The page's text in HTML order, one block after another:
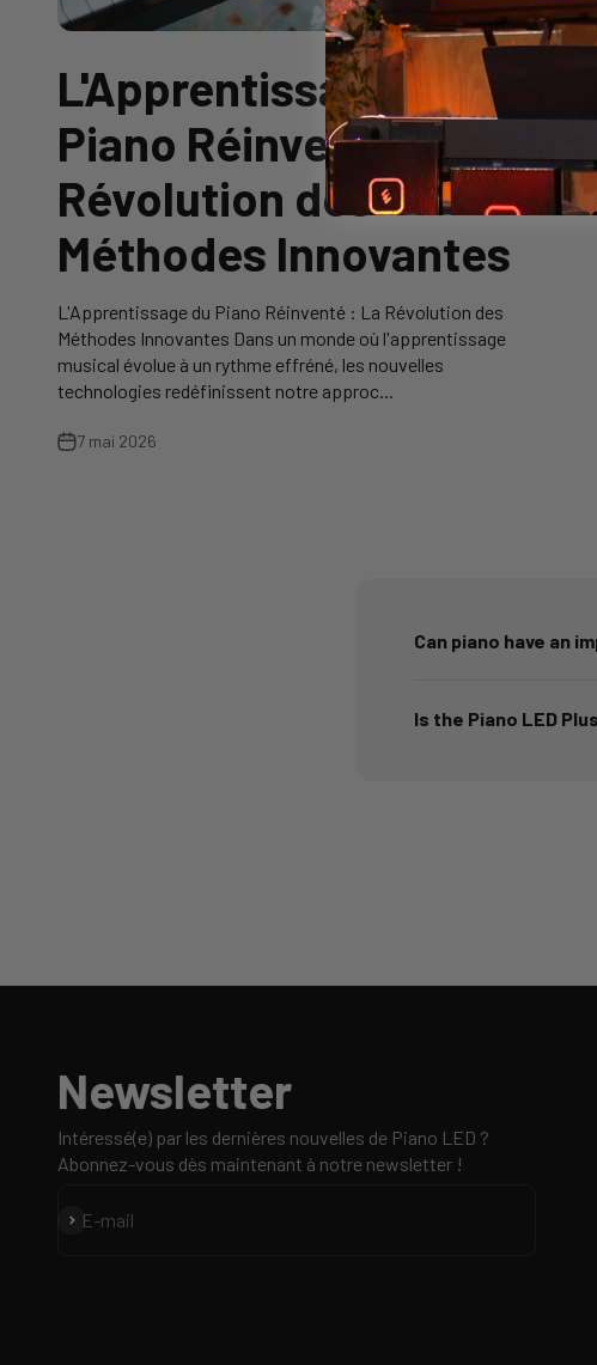
L'Apprentissage du
Piano Réinventé : La
Révolution des
Méthodes Innovantes
L'Apprentissage du Piano Réinventé : La Révolution des
Méthodes Innovantes Dans un monde où l'apprentissage
musical évolue à un rythme effréné, les nouvelles
technologies redéfinissent notre approc...
7 mai 2026
Can piano have an
Is the Piano LED
Newsletter
Intéressé(e) par les dernières nouvelles de Piano LED ?
Abonnez-vous dès maintenant à notre newsletter !
E-mail
S'inscrire